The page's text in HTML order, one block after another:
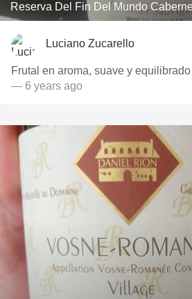
Reserva Del Fin Del Mundo
Luciano Zucarello
Frutal en aroma, suave y
— 6 years ago